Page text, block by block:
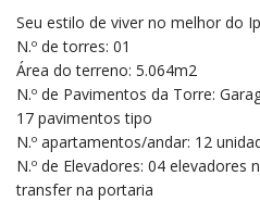
Seu estilo de viver no melhor do
N.º de torres: 01
Área do terreno: 5.064m2
N.º de Pavimentos da Torre:
17 pavimentos tipo
N.º apartamentos/andar: 12
N.º de Elevadores: 04 elevadores
transfer na portaria